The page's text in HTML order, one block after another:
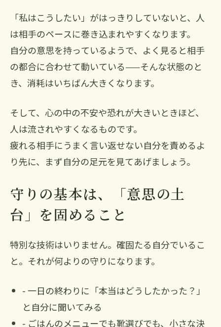
「私はこうしたい」がはっきりしていないと、人
は相手のペースに巻き込まれやすくなります。
自分の意思を持っているようで、よく見ると相手
の都合に合わせて動いている——そんな状態のと
き、消耗はいちばん大きくなります。
そして、心の中の不安や恐れが大きいときほど、
人は流されやすくなるものです。
疲れる相手にうまく言い返せない自分を責めるよ
り先に、まず自分の足元を見てあげましょう。
守りの基本は、「意思の土
台」を固めること
特別な技術はいりません。確固たる自分でいるこ
と。それが何よりの守りになります。
- 一日の終わりに「本当はどうしたかった？」
と自分に聞いてみる
- ごはんのメニューでも靴選びでも、小さな決